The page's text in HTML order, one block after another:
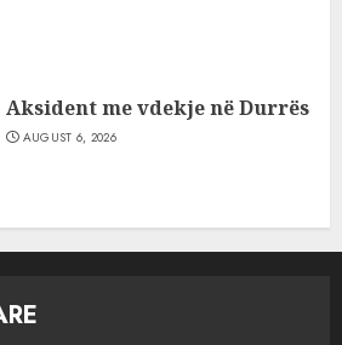
Aksident me vdekje në Durrës
AUGUST 6, 2026